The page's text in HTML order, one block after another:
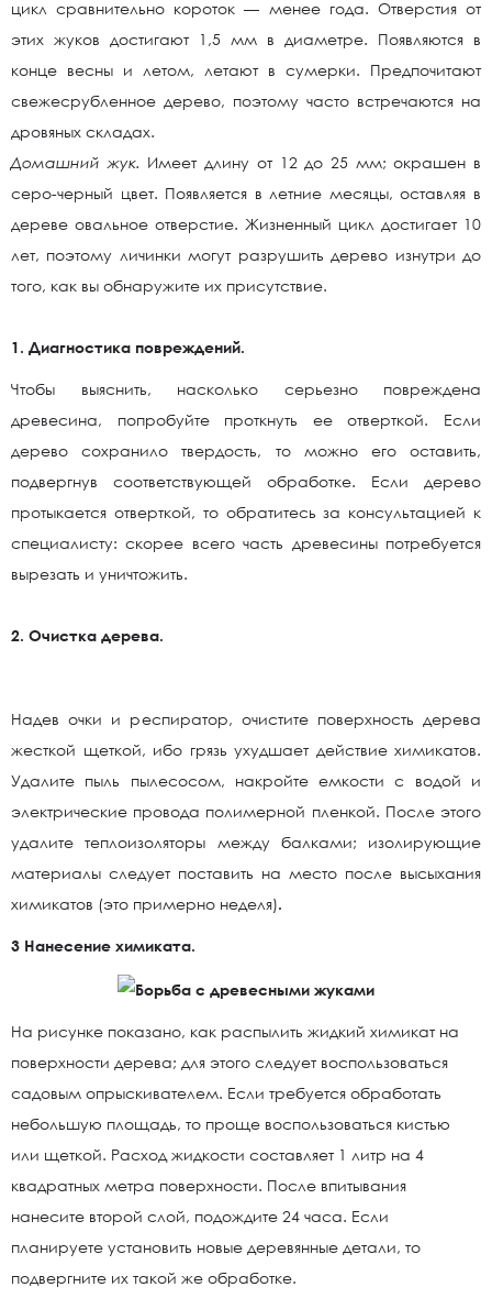
цикл сравнительно короток — менее года. Отверстия от
этих жуков достигают 1,5 мм в диаметре. Появляются в
конце весны и летом, летают в сумерки. Предпочитают
свежесрубленное дерево, поэтому часто встречаются на
дровяных складах.
Домашний жук. Имеет длину от 12 до 25 мм; окрашен в
серо-черный цвет. Появляется в летние месяцы, оставляя в
дереве овальное отверстие. Жизненный цикл достигает 10
лет, поэтому личинки могут разрушить дерево изнутри до
того, как вы обнаружите их присутствие.
1. Диагностика повреждений.
Чтобы выяснить, насколько серьезно повреждена
древесина, попробуйте проткнуть ее отверткой. Если
дерево сохранило твердость, то можно его оставить,
подвергнув соответствующей обработке. Если дерево
протыкается отверткой, то обратитесь за консультацией к
специалисту: скорее всего часть древесины потребуется
вырезать и уничтожить.
2. Очистка дерева.
Надев очки и респиратор, очистите поверхность дерева
жесткой щеткой, ибо грязь ухудшает действие химикатов.
Удалите пыль пылесосом, накройте емкости с водой и
электрические провода полимерной пленкой. После этого
удалите теплоизоляторы между балками; изолирующие
материалы следует поставить на место после высыхания
химикатов (это примерно неделя).
3 Нанесение химиката.
На рисунке показано, как распылить жидкий химикат на
поверхности дерева; для этого следует воспользоваться
садовым опрыскивателем. Если требуется обработать
небольшую площадь, то проще воспользоваться кистью
или щеткой. Расход жидкости составляет 1 литр на 4
квадратных метра поверхности. После впитывания
нанесите второй слой, подождите 24 часа. Если
планируете установить новые деревянные детали, то
подвергните их такой же обработке.